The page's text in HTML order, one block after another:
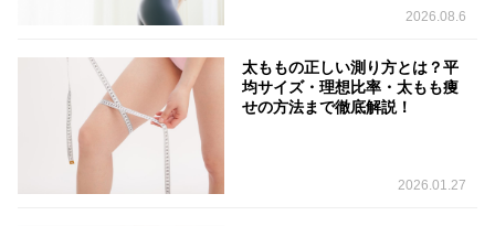
2026.08.6
太ももの正しい測り方とは？平
均サイズ・理想比率・太もも痩
せの方法まで徹底解説！
2026.01.27